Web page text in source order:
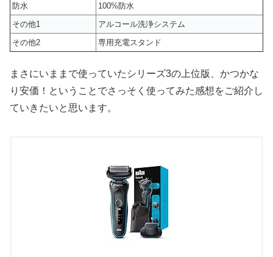
防水
100%防水
その他1
アルコール洗浄システム
その他2
専用充電スタンド
まさにいままで使っていたシリーズ3の上位版、かつかな
り安価！ということでさっそく使ってみた感想をご紹介し
ていきたいと思います。